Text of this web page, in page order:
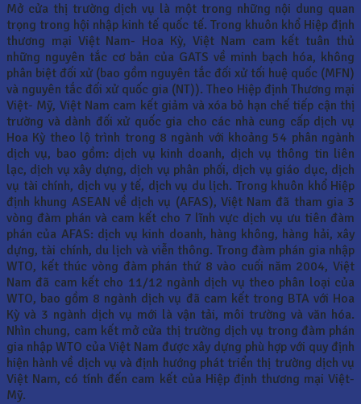
Mở cửa thị trường dịch vụ là một trong những nội dung quan
trọng trong hội nhập kinh tế quốc tế. Trong khuôn khổ Hiệp định
thương mại Việt Nam- Hoa Kỳ, Việt Nam cam kết tuân thủ
những nguyên tắc cơ bản của GATS về minh bạch hóa, không
phân biệt đối xử (bao gồm nguyên tắc đối xử tối huệ quốc (MFN)
và nguyên tắc đối xử quốc gia (NT)). Theo Hiệp định Thương mại
Việt- Mỹ, Việt Nam cam kết giảm và xóa bỏ hạn chế tiếp cận thị
trường và dành đối xử quốc gia cho các nhà cung cấp dịch vụ
Hoa Kỳ theo lộ trình trong 8 ngành với khoảng 54 phân ngành
dịch vụ, bao gồm: dịch vụ kinh doanh, dịch vụ thông tin liên
lạc, dịch vụ xây dựng, dịch vụ phân phối, dịch vụ giáo dục, dịch
vụ tài chính, dịch vụ y tế, dịch vụ du lịch. Trong khuôn khổ Hiệp
định khung ASEAN về dịch vụ (AFAS), Việt Nam đã tham gia 3
vòng đàm phán và cam kết cho 7 lĩnh vực dịch vụ ưu tiên đàm
phán của AFAS: dịch vụ kinh doanh, hàng không, hàng hải, xây
dựng, tài chính, du lịch và viễn thông. Trong đàm phán gia nhập
WTO, kết thúc vòng đàm phán thứ 8 vào cuối năm 2004, Việt
Nam đã cam kết cho 11/12 ngành dịch vụ theo phân loại của
WTO, bao gồm 8 ngành dịch vụ đã cam kết trong BTA với Hoa
Kỳ và 3 ngành dịch vụ mới là vận tải, môi trường và văn hóa.
Nhìn chung, cam kết mở cửa thị trường dịch vụ trong đàm phán
gia nhập WTO của Việt Nam được xây dựng phù hợp với quy định
hiện hành về dịch vụ và định hướng phát triển thị trường dịch vụ
Việt Nam, có tính đến cam kết của Hiệp định thương mại Việt-
Mỹ.